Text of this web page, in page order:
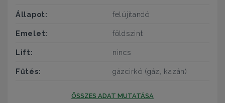
Állapot: felújítandó
Emelet: földszint
Lift: nincs
Fűtés: gázcirkó (gáz, kazán)
ÖSSZES ADAT MUTATÁSA